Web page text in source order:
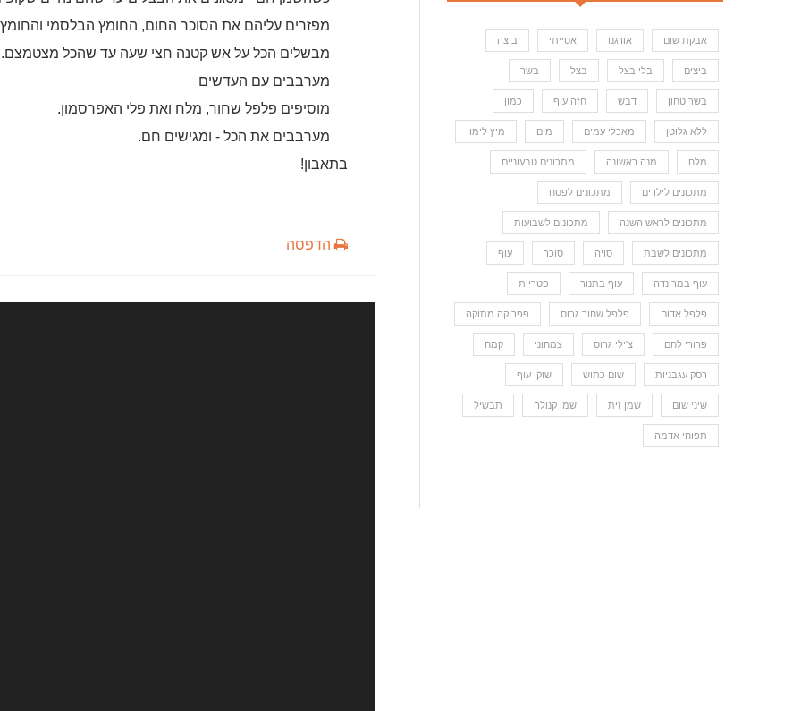
מפזרים עליהם את הסוכר החום, החומץ הבלסמי והחומץ
מבשלים הכל על אש קטנה חצי שעה עד שהכל מצטמצם.
מערבבים עם העדשים
מוסיפים פלפל שחור, מלח ואת פלי האפרסמון.
מערבבים את הכל - ומגישים חם.
בתאבון!
הדפסה
אבקת שום אורגנו אסייתי ביצה
ביצים בלי בצל בצל בשר
בשר טחון דבש חזה עוף כמון
ללא גלוטן מאכלי עמים מים מיץ לימון
מלח מנה ראשונה מתכונים טבעוניים
מתכונים לילדים מתכונים לפסח
מתכונים לראש השנה מתכונים לשבועות
מתכונים לשבת סויה סוכר עוף
עוף במרינדה עוף בתנור פטריות
פלפל אדום פלפל שחור גרוס פפריקה מתוקה
פרורי לחם צ'ילי גרוס צמחוני קמח
רסק עגבניות שום כתוש שוקי עוף
שיני שום שמן זית שמן קנולה תבשיל
תפוחי אדמה